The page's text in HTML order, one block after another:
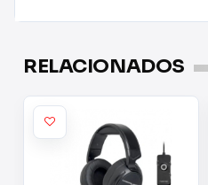
RELACIONADOS